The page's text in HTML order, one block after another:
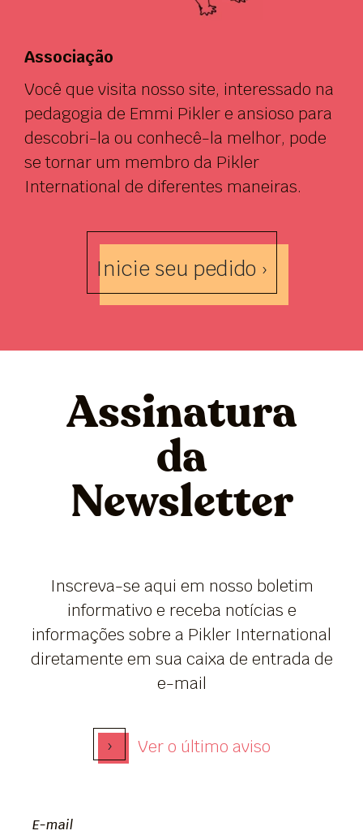
Associação
Você que visita nosso site, interessado na
pedagogia de Emmi Pikler e ansioso para
descobri-la ou conhecê-la melhor, pode
se tornar um membro da Pikler
International de diferentes maneiras.
Inicie seu pedido ›
Assinatura
da
Newsletter
Inscreva-se aqui em nosso boletim
informativo e receba notícias e
informações sobre a Pikler International
diretamente em sua caixa de entrada de
e-mail
› Ver o último aviso